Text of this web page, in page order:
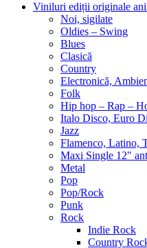
Viniluri ediții originale
Noi, sigilate
Oldies – Swing
Blues
Clasică
Country
Electronică,
Folk
Hip hop – Rap –
Italo Disco, Euro
Jazz
Flamenco, Latino,
Maxi Single 12″
Metal
Pop
Pop/Rock
Punk
Rock
Indie Rock
Country